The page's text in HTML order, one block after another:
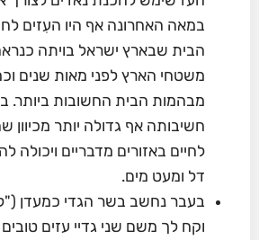
במאה האחרונה אף היו העִזים
הבית שבארץ ישראל בויתה
משטחי הארץ לפני מאות שנים
מבהמות הבית החשובות ביותר.
חשיבותה אף גדולה יותר
לחיים באזורים מדבריים ויכולה
דל ומעט מים.
בעבר נחשב בשר הגדי כמעדן
וקח לך משם שני גדיי עזים